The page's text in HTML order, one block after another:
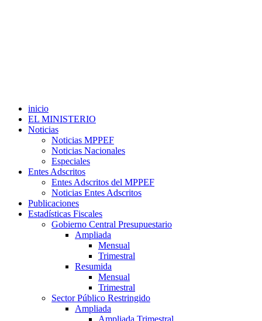
inicio
EL MINISTERIO
Noticias
Noticias MPPEF
Noticias Nacionales
Especiales
Entes Adscritos
Entes Adscritos del MPPEF
Noticias Entes Adscritos
Publicaciones
Estadísticas Fiscales
Gobierno Central Presupuestario
Ampliada
Mensual
Trimestral
Resumida
Mensual
Trimestral
Sector Público Restringido
Ampliada
Ampliada Trimestral